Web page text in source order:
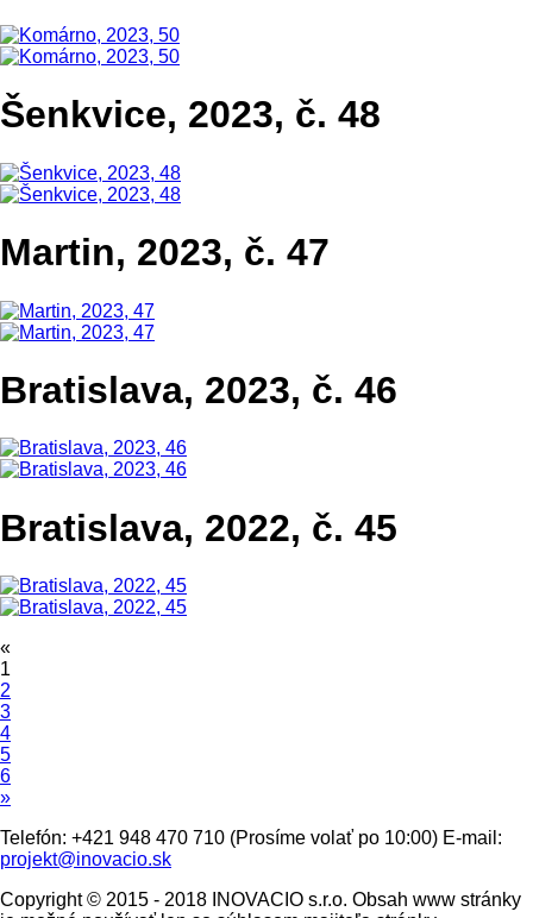
Šenkvice, 2023, č. 48
Martin, 2023, č. 47
Bratislava, 2023, č. 46
Bratislava, 2022, č. 45
«
1
2
3
4
5
6
»
Telefón: +421 948 470 710 (Prosíme volať po 10:00) E-mail:
projekt@inovacio.sk
Copyright © 2015 - 2018 INOVACIO s.r.o. Obsah www stránky